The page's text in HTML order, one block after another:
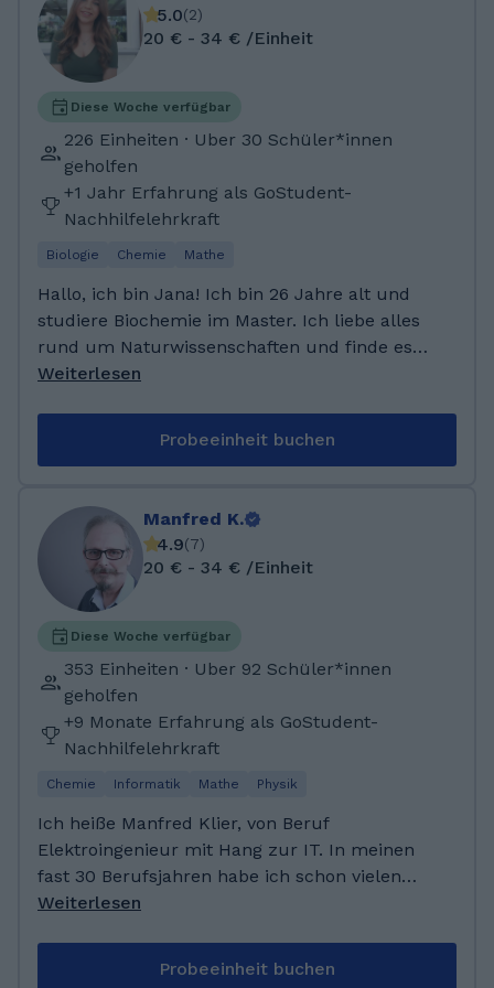
Sie auf Ihrem Lernweg begleiten zu dürfen
und gemeinsam eine motivierende
Lernatmosphäre zu schaffen. 💐🤝
Grundschule besuchte. Anschließend
wechselte ich auf die Realschule Lendringsen
und erlangte dort die mittlere Reife. Danach
besuchte ich das Hönne-Berufskolleg, wo ich
meine schulische und fachliche Ausbildung
weiter vertiefte. Aktuell studiere ich
Technische Informatik an der FH
Südwestfalen in Hagen.
5.0(2)
20 € - 34 € /Einheit
Diese Woche verfügbar
226 Einheiten · Uber 30 Schüler*innen
geholfen
+1 Jahr Erfahrung als GoStudent-
Nachhilfelehrkraft
Biologie Chemie Mathe
Hallo, ich bin Jana! Ich bin 26 Jahre alt und
studiere Biochemie im Master. Ich liebe alles
rund um Naturwissenschaften und finde es
total spannend, komplexe Themen
Biologielaborantin abgeschlossen. Da ich mich
noch weiter spezialisieren wollte und meine
Kompetenzen in dem Bereich noch erweitern
wollte, habe ich im Anschluss ein Bachelor in
Biochemie gestartet und abgeschlossen.
Aktuell mache ich noch einen Master in
Biochemie. In dieser gesamten Zeit habe ich
bereits oft im Freundes und Bekanntenkreis
gerne Nachhilfe gegeben. Vor allem im Bereich
der Naturwissenschaften und Mathe hat es
die oft komplexen Themen verständlich näher
zubringen.
Weiterlesen
Probeeinheit buchen
Manfred K.
4.9(7)
20 € - 34 € /Einheit
Diese Woche verfügbar
353 Einheiten · Uber 92 Schüler*innen
geholfen
+9 Monate Erfahrung als GoStudent-
Nachhilfelehrkraft
Chemie Informatik Mathe Physik
Ich heiße Manfred Klier, von Beruf
Elektroingenieur mit Hang zur IT. In meinen
fast 30 Berufsjahren habe ich schon vielen
Schülern und Auszubildenden durch ihre
Weiterlesen
Probeeinheit buchen